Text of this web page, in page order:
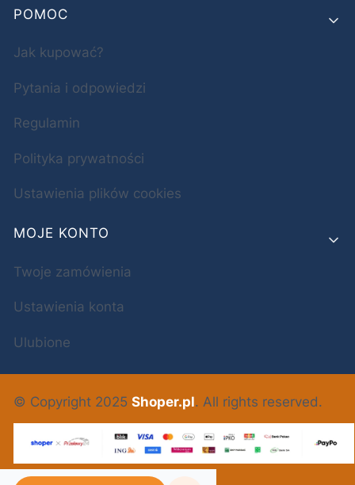
POMOC
Jak kupować?
Pytania i odpowiedzi
Regulamin
Polityka prywatności
Ustawienia plików cookies
MOJE KONTO
Twoje zamówienia
Ustawienia konta
Ulubione
© Copyright 2025 Shoper.pl. All rights reserved.